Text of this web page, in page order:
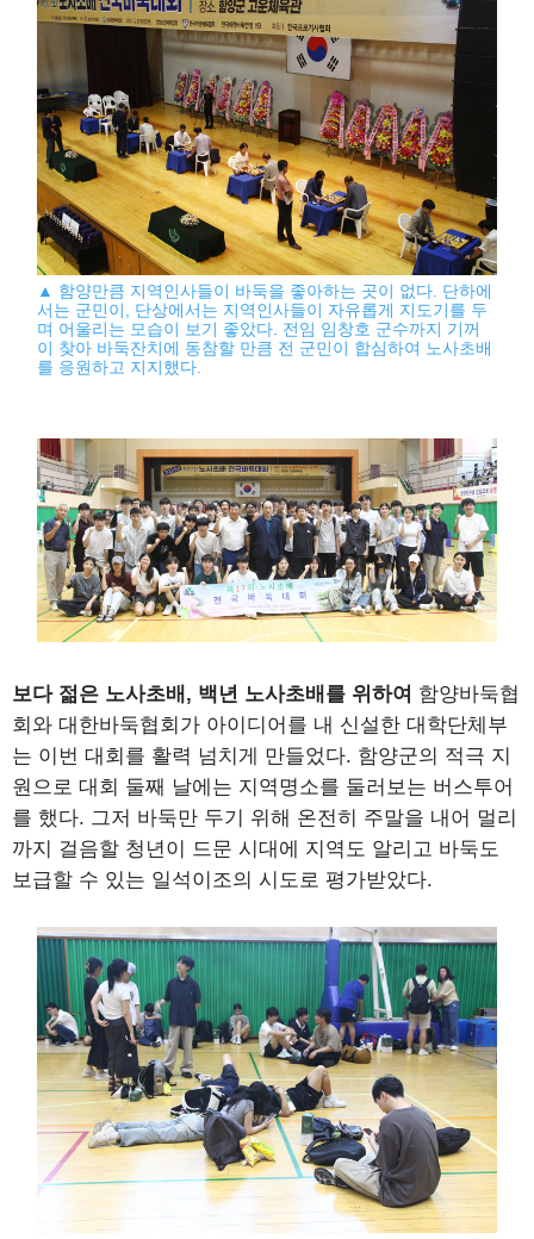
▲ 함양만큼 지역인사들이 바둑을 좋아하는 곳이 없다. 단하에
서는 군민이, 단상에서는 지역인사들이 자유롭게 지도기를 두
며 어울리는 모습이 보기 좋았다. 전임 임창호 군수까지 기꺼
이 찾아 바둑잔치에 동참할 만큼 전 군민이 합심하여 노사초배
를 응원하고 지지했다.
보다 젊은 노사초배, 백년 노사초배를 위하여 함양바둑협
회와 대한바둑협회가 아이디어를 내 신설한 대학단체부
는 이번 대회를 활력 넘치게 만들었다. 함양군의 적극 지
원으로 대회 둘째 날에는 지역명소를 둘러보는 버스투어
를 했다. 그저 바둑만 두기 위해 온전히 주말을 내어 멀리
까지 걸음할 청년이 드문 시대에 지역도 알리고 바둑도
보급할 수 있는 일석이조의 시도로 평가받았다.